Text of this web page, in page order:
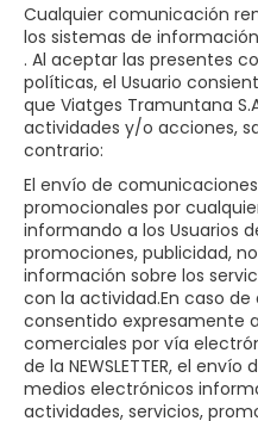
Cualquier comunicación
los sistemas de
. Al aceptar las presentes
políticas, el Usuario
que Viatges Tramuntana
actividades y/o acciones,
contrario:
El envío de
promocionales por
informando a los Usuarios
promociones, publicidad,
información sobre los
con la actividad.En caso de
consentido expresamente
comerciales por vía
de la NEWSLETTER, el
medios electrónicos
actividades, servicios,